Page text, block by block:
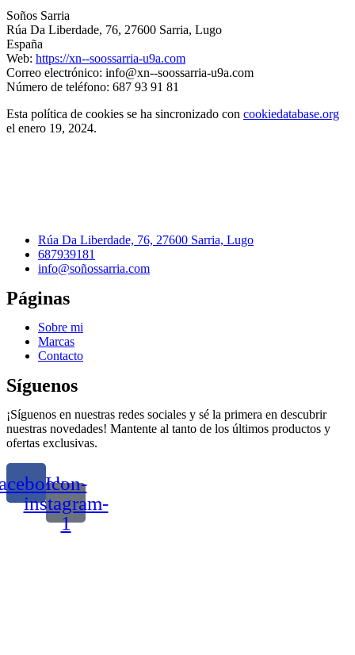
Soños Sarria
Rúa Da Liberdade, 76, 27600 Sarria, Lugo
España
Web: https://xn--soossarria-u9a.com
Correo electrónico: info@xn--soossarria-u9a.com
Número de teléfono: 687 93 91 81
Esta política de cookies se ha sincronizado con cookiedatabase.org
el enero 19, 2024.
Rúa Da Liberdade, 76, 27600 Sarria, Lugo
687939181
info@soñossarria.com
Páginas
Sobre mi
Marcas
Contacto
Síguenos
¡Síguenos en nuestras redes sociales y sé la primera en descubrir
nuestras novedades! Mantente al tanto de los últimos productos y
ofertas exclusivas.
Icon-
instagram-
1